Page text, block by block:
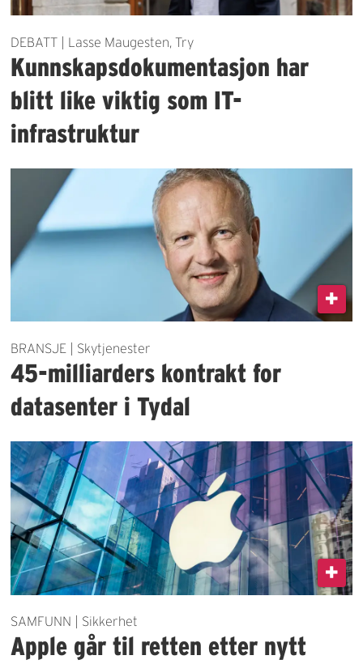
DEBATT | Lasse Maugesten, Try
Kunnskapsdokumentasjon har
blitt like viktig som IT-
infrastruktur
BRANSJE | Skytjenester
45-milliarders kontrakt for
datasenter i Tydal
SAMFUNN | Sikkerhet
Apple går til retten etter nytt